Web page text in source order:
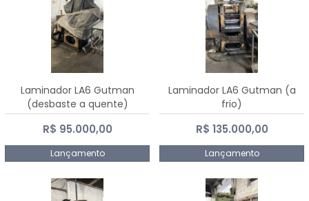
Laminador LA6 Gutman
(desbaste a quente)
R$ 95.000,00
Lançamento
Laminador LA6 Gutman (a
frio)
R$ 135.000,00
Lançamento